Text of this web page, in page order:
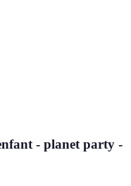
- planet party -